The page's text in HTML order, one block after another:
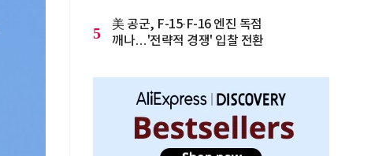
5
美 공군, F-15·F-16 엔진 독점
깨나…'전략적 경쟁' 입찰 전환